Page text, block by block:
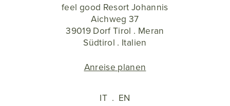
feel good Resort Johannis
Aichweg 37
39019 Dorf Tirol . Meran
Südtirol . Italien
Anreise planen
IT . EN